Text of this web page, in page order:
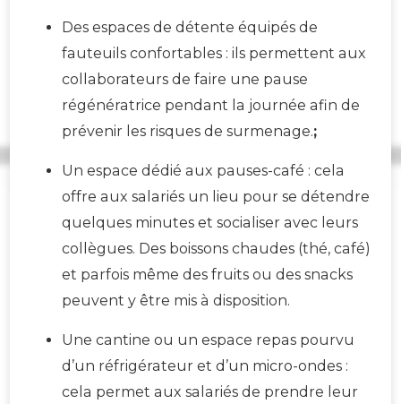
Des espaces de détente équipés de
fauteuils confortables : ils permettent aux
collaborateurs de faire une pause
régénératrice pendant la journée afin de
prévenir les risques de surmenage.;
Un espace dédié aux pauses-café : cela
offre aux salariés un lieu pour se détendre
quelques minutes et socialiser avec leurs
collègues. Des boissons chaudes (thé, café)
et parfois même des fruits ou des snacks
peuvent y être mis à disposition.
Une cantine ou un espace repas pourvu
d’un réfrigérateur et d’un micro-ondes :
cela permet aux salariés de prendre leur